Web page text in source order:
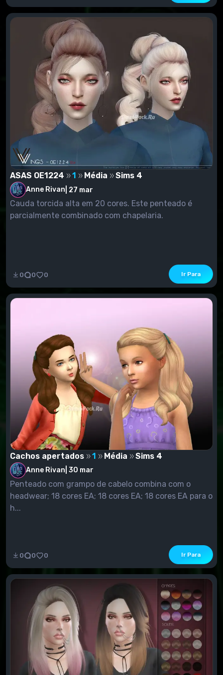
ASAS OE1224 1 Média Sims 4
Anne Rivan 27 mar
Cauda torcida alta em 20 cores. Este penteado é
parcialmente combinado com chapelaria.
0 0 0 Ir Para
Cachos apertados 1 Média Sims 4
Anne Rivan 30 mar
Penteado com grampo de cabelo combina com o
headwear; 18 cores EA; 18 cores EA; 18 cores EA para o
h...
0 0 0 Ir Para